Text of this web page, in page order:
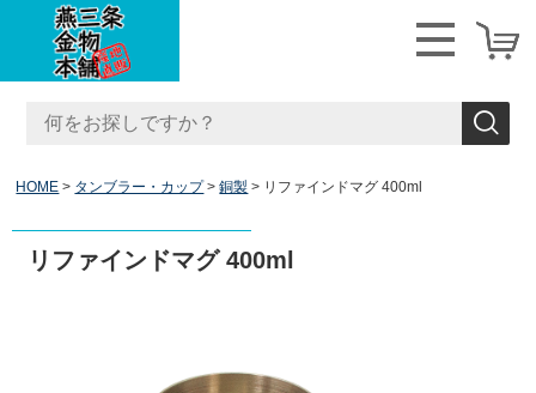
HOME タンブラー・カップ 銅製 リファインドマグ 400ml
リファインドマグ 400ml